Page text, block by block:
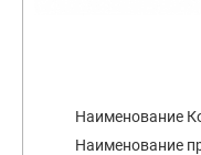
Наименование
Наименование